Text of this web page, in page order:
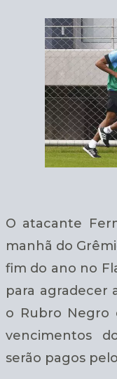
O atacante
manhã do
fim do ano no
para agradecer
o Rubro Negro
vencimentos
serão pagos